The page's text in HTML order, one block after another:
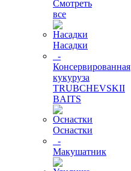
Смотреть
все
Насадки
-
Консервированная
кукуруза
TRUBCHEVSKII
BAITS
Оснастки
-
Макушатник